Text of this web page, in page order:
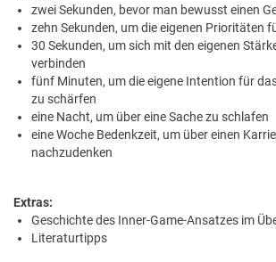
zwei Sekunden, bevor man bewusst einen
zehn Sekunden, um die eigenen Prioritäten
30 Sekunden, um sich mit den eigenen
verbinden
fünf Minuten, um die eigene Intention für
zu schärfen
eine Nacht, um über eine Sache zu schlafen
eine Woche Bedenkzeit, um über einen
nachzudenken
Extras:
Geschichte des Inner-Game-Ansatzes im
Literaturtipps